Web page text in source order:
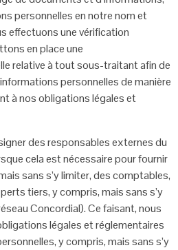
personnelles en notre nom et
effectuonsune vérification
en place une
relative à tout sous-traitant afin de
informations personnelles de manière
à nos obligationslégales et
des responsables externes du
cela est nécessaire pour fournir
sans s’y limiter, des comptables,
tiers, y compris,mais sans s’y
Concordial). Ce faisant, nous
légales et réglementaires
y compris, mais sans s’y